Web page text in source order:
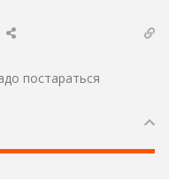
постараться